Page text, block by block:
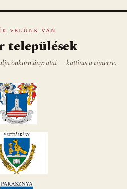
VELÜNK VAN
települések
önkormányzatai — kattints a címerre.